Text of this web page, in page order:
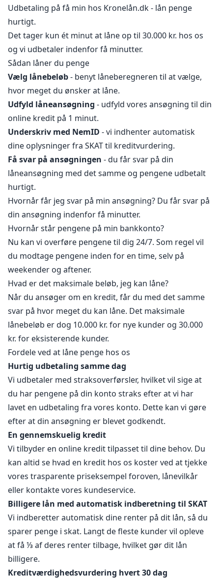
Udbetaling på få min hos Kronelån.dk - lån penge
hurtigt.
Det tager kun ét minut at låne op til 30.000 kr. hos os
og vi udbetaler indenfor få minutter.
Sådan låner du penge
Vælg lånebeløb- benyt låneberegneren til at vælge,
hvor meget du ønsker at låne.
Udfyld låneansøgning - udfyld vores ansøgning til din
online kredit på 1 minut.
Underskriv med NemID - vi indhenter automatisk
dine oplysninger fra SKAT til kreditvurdering.
Få svar på ansøgningen - du får svar på din
låneansøgning med det samme og pengene udbetalt
hurtigt.
Hvornår får jeg svar på min ansøgning? Du får svar på
din ansøgning indenfor få minutter.
Hvornår står pengene på min bankkonto?
Nu kan vi overføre pengene til dig 24/7. Som regel vil
du modtage pengene inden for en time, selv på
weekender og aftener.
Hvad er det maksimale beløb, jeg kan låne?
Når du ansøger om en kredit, får du med det samme
svar på hvor meget du kan låne. Det maksimale
lånebeløb er dog 10.000 kr. for nye kunder og 30.000
kr. for eksisterende kunder.
Fordele ved at låne penge hos os
Hurtig udbetaling samme dag
Vi udbetaler med straksoverførsler, hvilket vil sige at
du har pengene på din konto straks efter at vi har
lavet en udbetaling fra vores konto. Dette kan vi gøre
efter at din ansøgning er blevet godkendt.
En gennemskuelig kredit
Vi tilbyder en online kredit tilpasset til dine behov. Du
kan altid se hvad en kredit hos os koster ved at tjekke
vores trasparente priseksempel foroven, lånevilkår
eller kontakte vores kundeservice.
Billigere lån med automatisk indberetning til SKAT
Vi indberetter automatisk dine renter på dit lån, så du
sparer penge i skat. Langt de fleste kunder vil opleve
at få ⅓ af deres renter tilbage, hvilket gør dit lån
billigere.
Kreditværdighedsvurdering hvert 30 dag